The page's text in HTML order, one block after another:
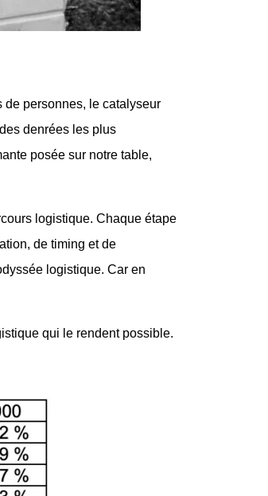
de personnes, le catalyseur
denrées les plus
posée sur notre table,
logistique. Chaque étape
de timing et de
logistique. Car en
qui le rendent possible.